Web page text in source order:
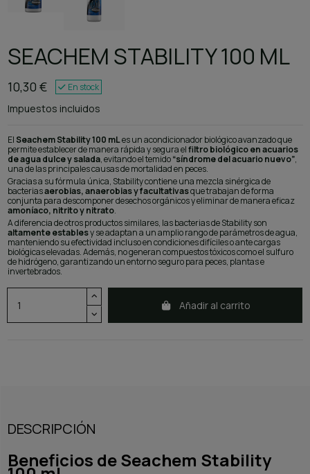
SEACHEM STABILITY 100 ML
10,30 € En stock
Impuestos incluidos
El Seachem Stability 100 mLes un acondicionador biológico avanzado que
permite establecer de manera rápida y segura elfiltro biológico en acuarios
de agua dulce y salada, evitando el temido“síndrome del acuario nuevo”,
una de las principales causas de mortalidad en peces.
Gracias a su fórmula única, Stability contiene una mezcla sinérgica de
bacteriasaerobias, anaerobias y facultativasque trabajan de forma
conjunta para descomponer desechos orgánicos y eliminar de manera eficaz
amoníaco, nitrito y nitrato.
A diferencia de otros productos similares, las bacterias de Stability son
altamente establesy se adaptan a un amplio rango de parámetros de agua,
manteniendo su efectividad incluso en condiciones difíciles o ante cargas
biológicas elevadas. Además, no generan compuestos tóxicos como el sulfuro
de hidrógeno, garantizando un entorno seguro para peces, plantas e
invertebrados.
Añadir al carrito
DESCRIPCIÓN
Beneficios de Seachem Stability